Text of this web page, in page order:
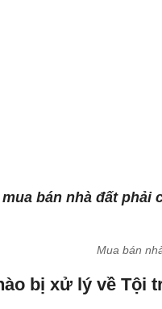
bán nhà đất phải
Mua bán
bị xử lý về Tội